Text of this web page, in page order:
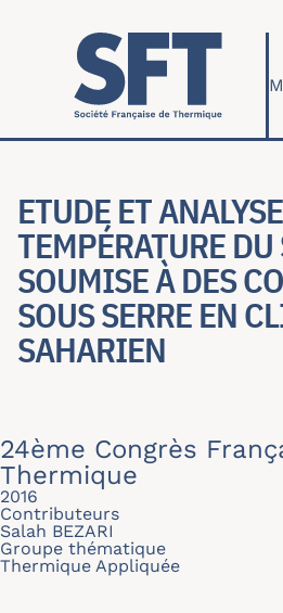
Skip to main content
ETUDE ET
TEMPÉRATURE DU
SOUMISE À DES
SOUS SERRE EN
SAHARIEN
24ème Congrès
Thermique
2016
Contributeurs
Salah BEZARI
Groupe thématique
Thermique Appliquée